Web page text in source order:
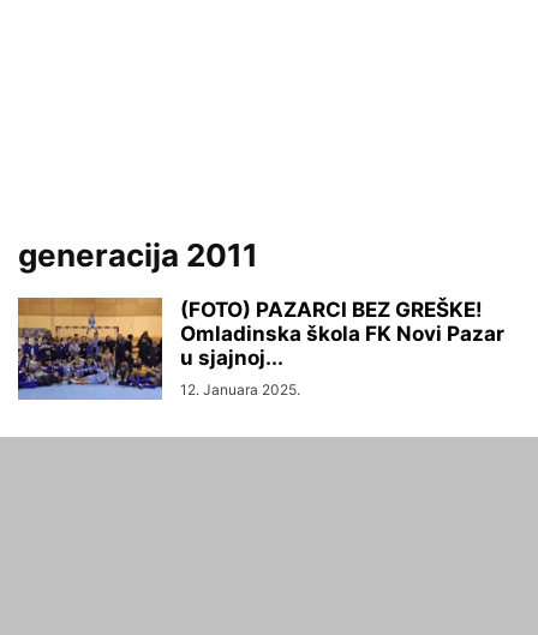
generacija 2011
(FOTO) PAZARCI BEZ GREŠKE!
Omladinska škola FK Novi Pazar
u sjajnoj...
12. Januara 2025.